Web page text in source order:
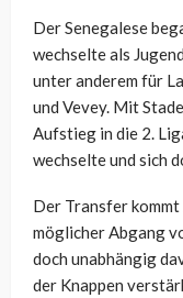
Der Senegalese
wechselte als
unter anderem für
und Vevey. Mit
Aufstieg in die 2.
wechselte und sich
Der Transfer
möglicher Abgang
doch unabhängig
der Knappen